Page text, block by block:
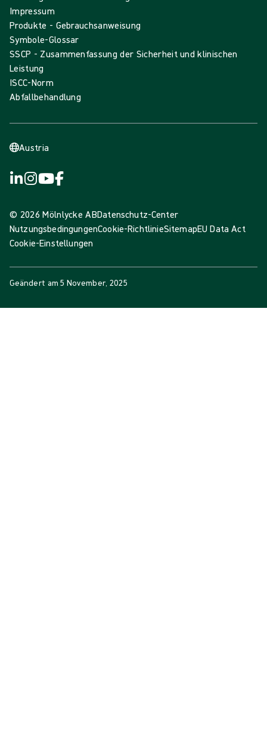
Impressum
Produkte - Gebrauchsanweisung
Symbole-Glossar
SSCP - Zusammenfassung der Sicherheit und klinischen
Leistung
ISCC-Norm
Abfallbehandlung
Austria
© 2026 Mölnlycke ABDatenschutz-Center
NutzungsbedingungenCookie-RichtlinieSitemapEU Data Act
Cookie-Einstellungen
Geändert am5 November, 2025